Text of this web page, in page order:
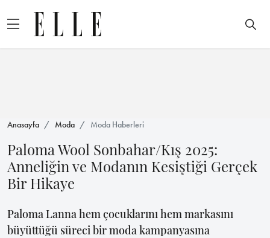
Anasayfa Moda Moda Haberleri
Paloma Wool Sonbahar/Kış 2025:
Anneliğin ve Modanın Kesiştiği Gerçek
Bir Hikaye
Paloma Lanna hem çocuklarını hem markasını
büyüttüğü süreci bir moda kampanyasına